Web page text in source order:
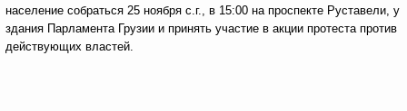
население собраться 25 ноября с.г., в 15:00 на проспекте Руставели, у
здания Парламента Грузии и принять участие в акции протеста против
действующих властей.